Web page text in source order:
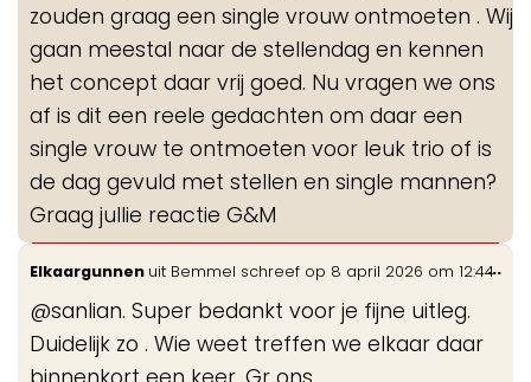
zouden graag een single vrouw ontmoeten . Wij
gaan meestal naar de stellendag en kennen
het concept daar vrij goed. Nu vragen we ons
af is dit een reele gedachten om daar een
single vrouw te ontmoeten voor leuk trio of is
de dag gevuld met stellen en single mannen?
Graag jullie reactie G&M
Elkaargunnen uit Bemmel schreef op 8 april 2026 om 12:44
@sanlian. Super bedankt voor je fijne uitleg.
Duidelijk zo . Wie weet treffen we elkaar daar
...